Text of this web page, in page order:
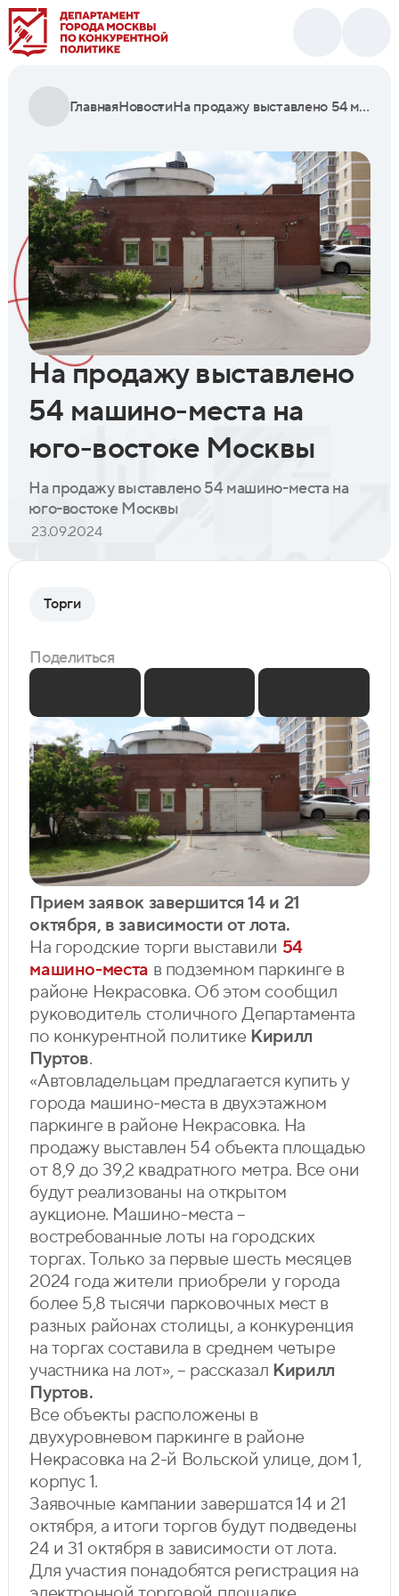
ГлавнаяНовости На продажу выставлено 54 машино-места на юго-востоке Москвы
На продажу выставлено
54 машино-места на
юго-востоке Москвы
На продажу выставлено 54 машино-места на
юго-востоке Москвы
23.09.2024
Прием заявок завершится 14 и 21
октября, в зависимости от лота.
На городские торги выставили 54
машино-места в подземном паркинге в
районе Некрасовка. Об этом сообщил
руководитель столичного Департамента
по конкурентной политике Кирилл
Пуртов.
«Автовладельцам предлагается купить у
города машино-места в двухэтажном
паркинге в районе Некрасовка. На
продажу выставлен 54 объекта площадью
от 8,9 до 39,2 квадратного метра. Все они
будут реализованы на открытом
аукционе. Машино-места –
востребованные лоты на городских
торгах. Только за первые шесть месяцев
2024 года жители приобрели у города
более 5,8 тысячи парковочных мест в
разных районах столицы, а конкуренция
на торгах составила в среднем четыре
участника на лот», – рассказал Кирилл
Пуртов.
Все объекты расположены в
двухуровневом паркинге в районе
Некрасовка на 2-й Вольской улице, дом 1,
корпус 1.
Заявочные кампании завершатся 14 и 21
октября, а итоги торгов будут подведены
24 и 31 октября в зависимости от лота.
Для участия понадобятся регистрация на
Торги
Поделиться